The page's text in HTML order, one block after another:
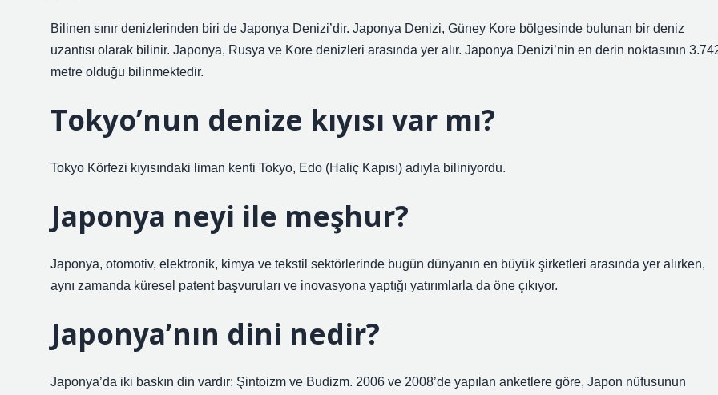
Bilinen sınır denizlerinden biri de Japonya Denizi’dir. Japonya Denizi, Güney Kore bölgesinde bulunan bir deniz
uzantısı olarak bilinir. Japonya, Rusya ve Kore denizleri arasında yer alır. Japonya Denizi’nin en derin noktasının
metre olduğu bilinmektedir.
Tokyo’nun denize kıyısı var mı?
Tokyo Körfezi kıyısındaki liman kenti Tokyo, Edo (Haliç Kapısı) adıyla biliniyordu.
Japonya neyi ile meşhur?
Japonya, otomotiv, elektronik, kimya ve tekstil sektörlerinde bugün dünyanın en büyük şirketleri arasında yer alırken,
aynı zamanda küresel patent başvuruları ve inovasyona yaptığı yatırımlarla da öne çıkıyor.
Japonya’nın dini nedir?
Japonya’da iki baskın din vardır: Şintoizm ve Budizm. 2006 ve 2008’de yapılan anketlere göre, Japon nüfusunun